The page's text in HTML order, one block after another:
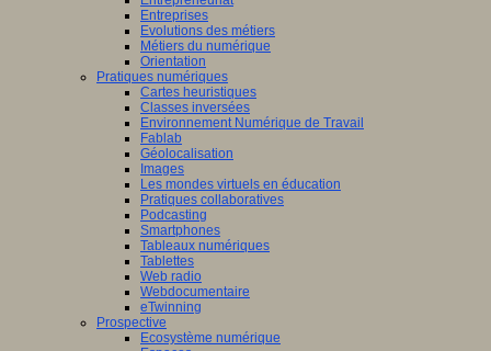
Entreprises
Evolutions des métiers
Métiers du numérique
Orientation
Pratiques numériques
Cartes heuristiques
Classes inversées
Environnement Numérique de Travail
Fablab
Géolocalisation
Images
Les mondes virtuels en éducation
Pratiques collaboratives
Podcasting
Smartphones
Tableaux numériques
Tablettes
Web radio
Webdocumentaire
eTwinning
Prospective
Ecosystème numérique